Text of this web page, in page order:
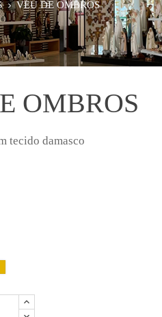
VÉU DE OMBROS
OMBROS
tecido damasco